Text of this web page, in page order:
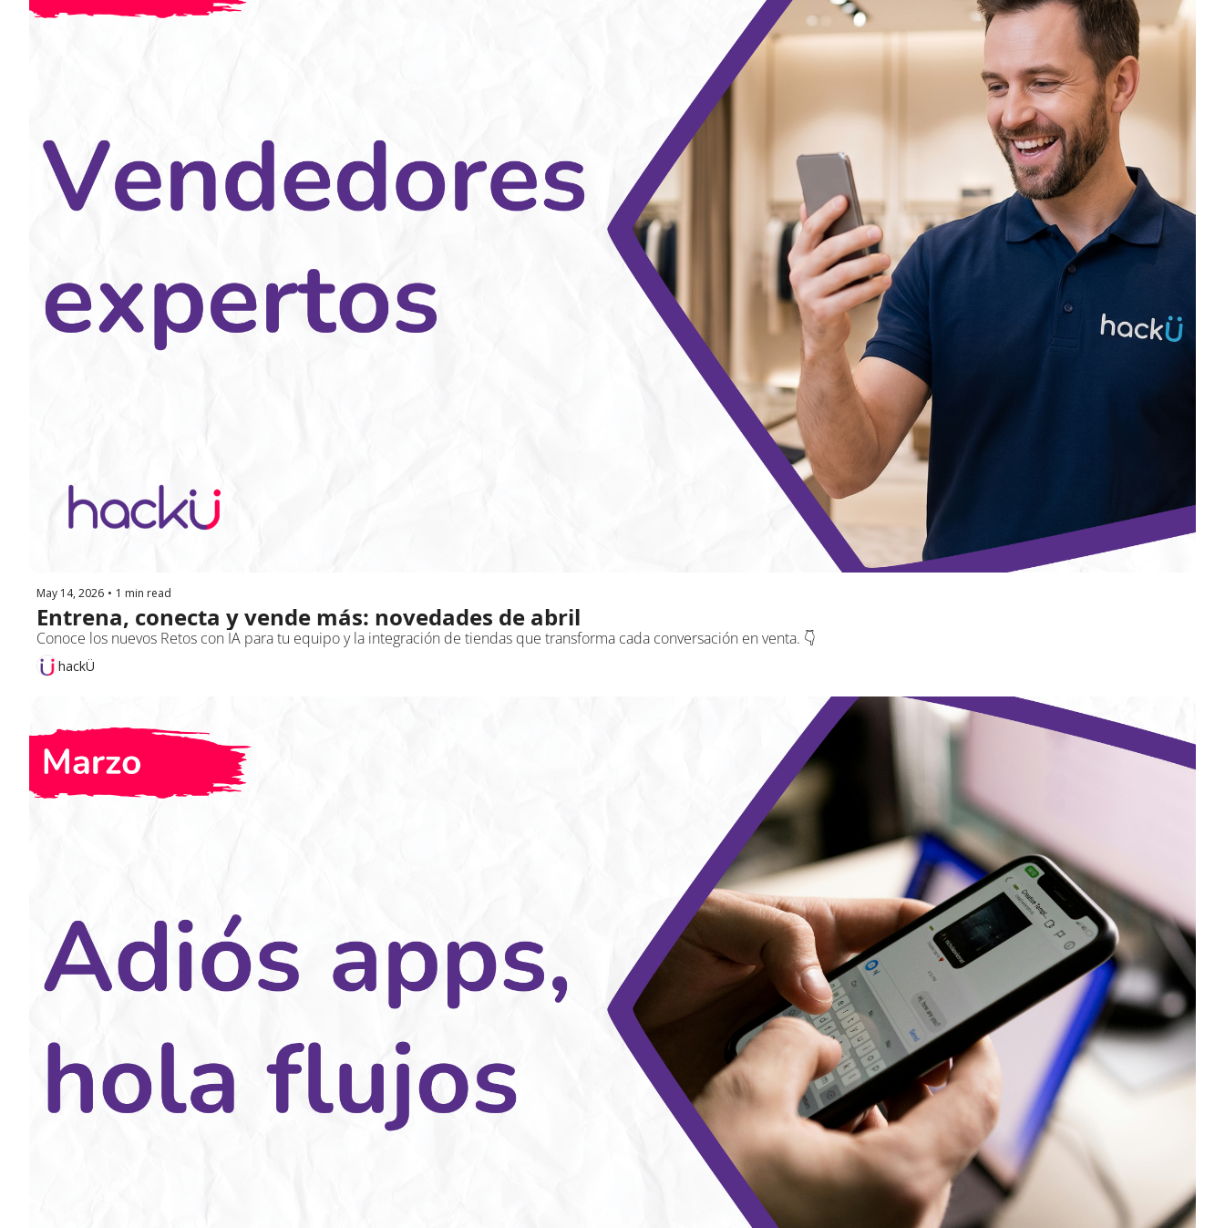
May 14, 2026 • 1 min read
Entrena, conecta y vende más: novedades de abril
Conoce los nuevos Retos con IA para tu equipo y la integración de tiendas que transforma cada conversación en venta. 👇
hackÜ